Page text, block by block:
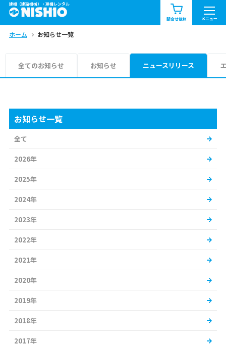
建機（建設機械）・重機レンタル
問合せ依頼 メニュー
商品一覧 お知らせ一覧
問合せ依頼リスト
エリア情報を見る
中部 関西 中国・四国
ホーム お知らせ一覧
全てのお知らせ お知らせ ニュースリリース
お知らせ一覧
全て
2026年
2025年
2024年
2023年
2022年
2021年
2020年
2019年
2018年
2017年